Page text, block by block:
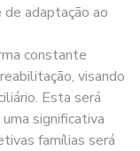
adaptação ao
constante
visando
Esta será
significativa
famílias será